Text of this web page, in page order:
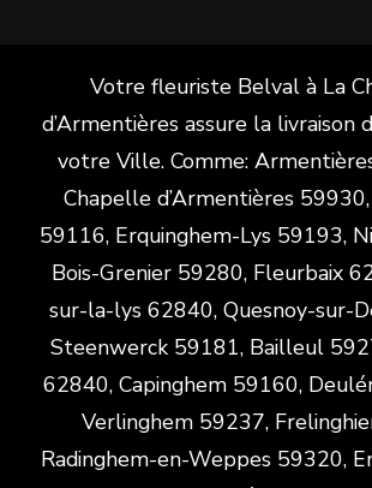
Votre fleuriste Belval à La
d’Armentières assure la livraison
votre Ville. Comme:
Chapelle d’Armentières
59116, Erquinghem-Lys 59193,
Bois-Grenier 59280, Fleurbaix
sur-la-lys 62840, Quesnoy-sur-
Steenwerck 59181, Bailleul
62840, Capinghem 59160,
Verlinghem 59237,
Radinghem-en-Weppes 59320,